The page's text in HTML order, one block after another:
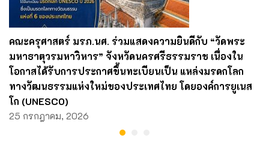
คณะครุศาสตร์ มรภ.นศ. ร่วมแสดงความยินดีกับ “วัดพระ
มหาธาตุวรมหาวิหาร” จังหวัดนครศรีธรรมราช เนื่องใน
โอกาสได้รับการประกาศขึ้นทะเบียนเป็น แหล่งมรดกโลก
ทางวัฒนธรรมแห่งใหม่ของประเทศไทย โดยองค์การยูเนส
โก (UNESCO)
25 กรกฎาคม, 2026